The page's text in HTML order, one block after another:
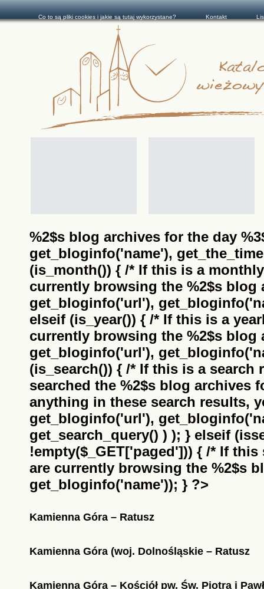
%2$s blog archives for the day
get_bloginfo('name'),
(is_month()) { /* If this is a
currently browsing the %2$s blog
get_bloginfo('url'),
elseif (is_year()) { /* If this is a
currently browsing the %2$s blog
get_bloginfo('url'),
(is_search()) { /* If this is a search
searched the %2$s blog archives
anything in these search results,
get_bloginfo('url'),
get_search_query() ) ); } elseif
!empty($_GET['paged'])) { /* If
are currently browsing the %2$s
get_bloginfo('name')); } ?>
Kamienna Góra – Ratusz
Kamienna Góra (woj. Dolnośląskie – Ratusz
Kamienna Góra – Kościół pw. Św. Piotra i
Co to są pliki cookies i jakie są tutaj wykorzystane? Kontakt